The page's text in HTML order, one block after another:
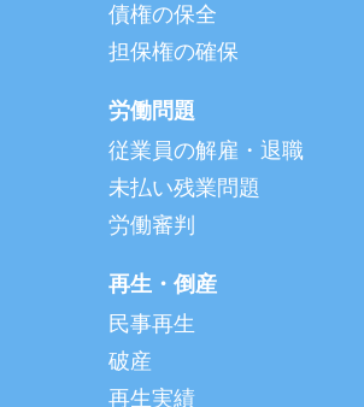
債権の保全
担保権の確保
労働問題
従業員の解雇・退職
未払い残業問題
労働審判
再生・倒産
民事再生
破産
再生実績